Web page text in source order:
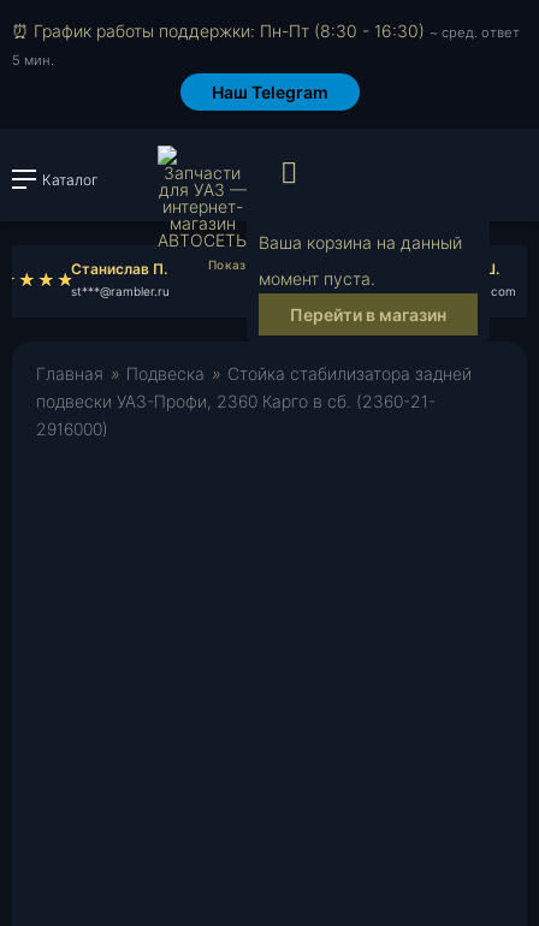
⏰ График работы поддержки: Пн-Пт (8:30 - 16:30) ~ сред. ответ
5 мин.
Наш Telegram
Каталог Войти или
Ваша корзина на данный
момент пуста.
Перейти в магазин
Станислав П.
st***@rambler.ru
Анатолий Ш.
an***@yahoo.com
Главная » Подвеска » Стойка стабилизатора задней
подвески УАЗ-Профи, 2360 Карго в сб. (2360-21-
2916000)